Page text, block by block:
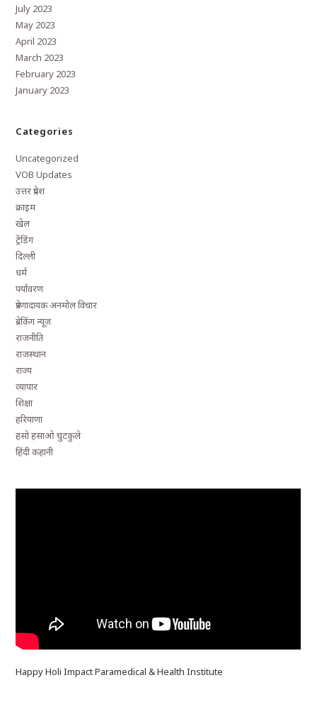
July 2023
May 2023
April 2023
March 2023
February 2023
January 2023
Categories
Uncategorized
VOB Updates
उत्तर प्रदेश
क्राइम
खेल
ट्रेंडिंग
दिल्ली
धर्म
पर्यावरण
प्रेरणादायक अनमोल विचार
ब्रेकिंग न्यूज़
राजनीति
राजस्थान
राज्य
व्यापार
शिक्षा
हरियाणा
हसो हसाओ चुटकुले
हिंदी कहानी
Happy Holi Impact Paramedical & Health Institute